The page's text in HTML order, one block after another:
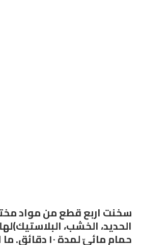
سخنت اربع قطع من مواد
الحديد، الخشب،
حمام مائيّ لمدة